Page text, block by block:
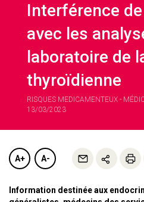
Interférence
avec les
laboratoire de
thyroïdienne
RISQUES MEDICAMENTEUX -
13/03/2023
A+ A-
Information destinée aux